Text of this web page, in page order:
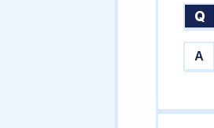
Q
A